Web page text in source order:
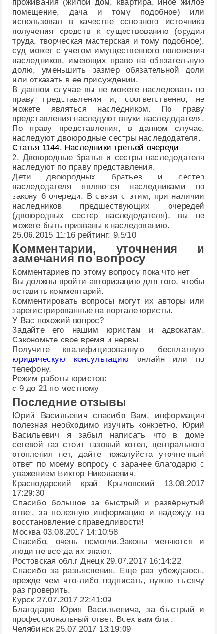
проживания (жилой дом, квартира, иное жилое
помещение, дача и тому подобное) или
использовал в качестве основного источника
получения средств к существованию (орудия
труда, творческая мастерская и тому подобное),
суд может с учетом имущественного положения
наследников, имеющих право на обязательную
долю, уменьшить размер обязательной доли
или отказать в ее присуждении.
В данном случае вы не можете наследовать по
праву представления и, соответственно, не
можете являться наследником. По праву
представления наследуют внуки наследодателя.
По праву представления, в данном случае,
наследуют двоюродные сестры наследодателя.
Статья 1144. Наследники третьей очереди
2. Двоюродные братья и сестры наследодателя
наследуют по праву представления.
Дети двоюродных братьев и сестер
наследодателя являются наследниками по
закону 6 очереди. В связи с этим, при наличии
наследников предшествующих очередей
(двоюродных сестер наследодателя), вы не
можете быть призваны к наследованию.
25.06.2015 11:16 рейтинг: 9.5/10
Комментарии, уточнения и
замечания по вопросу
Комментариев по этому вопросу пока что нет
Вы должны пройти авторизацию для того, чтобы
оставить комментарий.
Комментировать вопросы могут их авторы или
зарегистрированные на портале юристы.
У Вас похожий вопрос?
Задайте его нашим юристам и адвокатам.
Сэкономьте свое время и нервы.
Получите квалифицированную бесплатную
юридическую консультацию онлайн или по
телефону.
Режим работы юристов:
с 9 до 21 по местному
Последние отзывы
Юрий Васильевич спасибо Вам, информация
полезная необходимо изучить конкретно. Юрий
Васильевич я забыл написать что в доме
сетевой газ стоит газовый котел, центрального
отопления нет, дайте пожалуйста уточненный
ответ по моему вопросу с заранее благодарю с
уважением Виктор Николаевич.
Краснодарский край Крыловский 13.08.2017
17:29:30
Спасибо большое за быстрый и развёрнутый
ответ, за полезную информацию и надежду на
восстановление справедливости!
Москва 03.08.2017 14:10:58
Спасибо, очень помогли.Законы меняются и
люди не всегда их знают.
Ростовская обл.г Днецк 29.07.2017 16:14:22
Спасибо за разъяснения. Еще раз убеждаюсь,
прежде чем что-либо подписать, нужно тысячу
раз проверить.
Курск 27.07.2017 22:41:09
Благодарю Юрия Васильевича, за быстрый и
профессиональный ответ. Всех вам благ.
Челябинск 25.07.2017 13:19:09